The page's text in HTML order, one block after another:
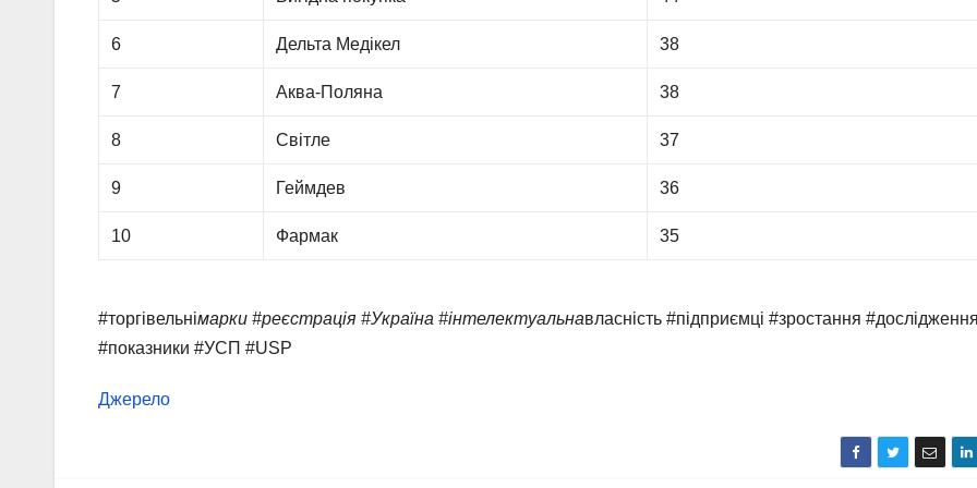
6 Дельта Медікел 38
7 Аква-Поляна 38
8 Світле 37
9 Геймдев 36
10 Фармак 35
#торгівельнімарки #реєстрація #Україна #інтелектуальнавласність #підприємці #зростання
#показники #УСП #USP
Джерело